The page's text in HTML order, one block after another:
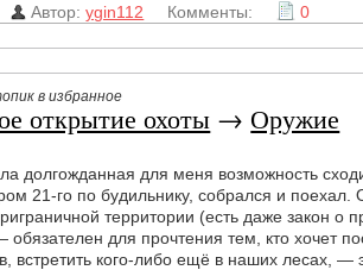
Автор:ygin112 Комменты: 0
в избранное
открытие охоты → Оружие
долгожданная для меня возможность
21-го по будильнику, собрался и
территории (есть даже закон о
обязателен для прочтения тем, кто хочет
встретить кого-либо ещё в наших лесах, —